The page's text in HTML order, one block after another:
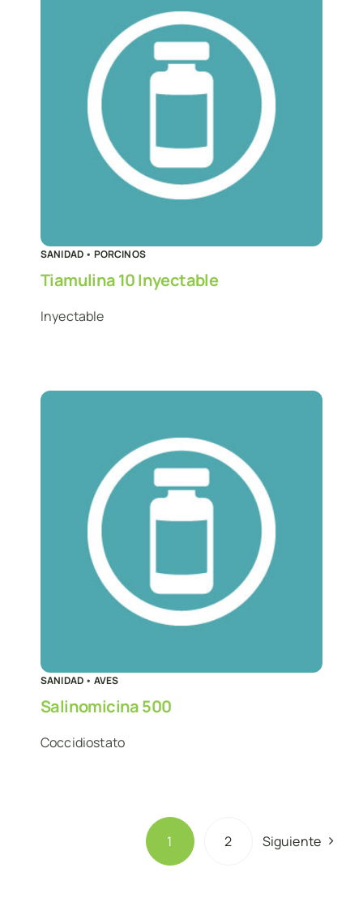
SANIDAD • PORCINOS
Tiamulina 10 Inyectable
Inyectable
SANIDAD • AVES
Salinomicina 500
Coccidiostato
1 2 Siguiente